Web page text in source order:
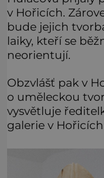
v Hořicích.
bude jejich
laiky, kteří se
neorientují.
Obzvlášť pak v
o uměleckou
vysvětluje
galerie v